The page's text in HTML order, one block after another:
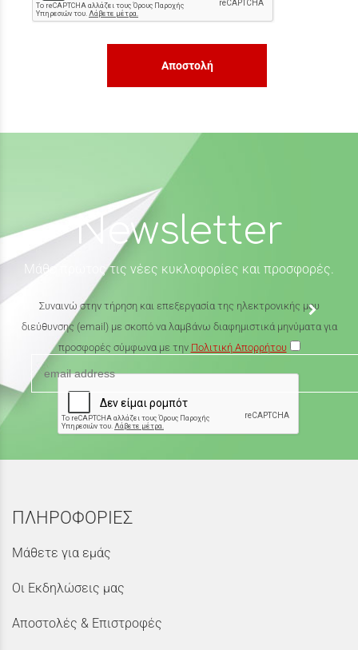
Αποστολή
Newsletter
Μάθε πρώτος τις νέες κυκλοφορίες και προσφορές.
Συναινώ στην τήρηση και επεξεργασία της ηλεκτρονικής μου
διεύθυνσης (email) με σκοπό να λαμβάνω διαφημιστικά μηνύματα για
προσφορές σύμφωνα με την Πολιτική Απορρήτου
ΠΛΗΡΟΦΟΡΙΕΣ
Μάθετε για εμάς
Οι Εκδηλώσεις μας
Αποστολές & Επιστροφές